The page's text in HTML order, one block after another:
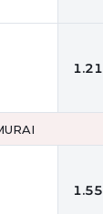
1.21
1.55